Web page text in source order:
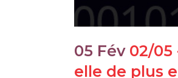
05 Fév02/05
elle de plus